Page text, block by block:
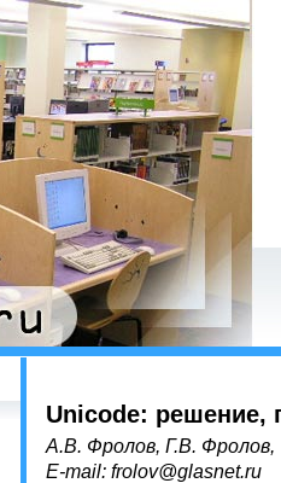
Unicode:
А.В. Фролов, Г.В.
E-mail: frolov@glasnet.ru